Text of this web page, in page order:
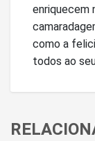
enriquecem
como a
todos ao